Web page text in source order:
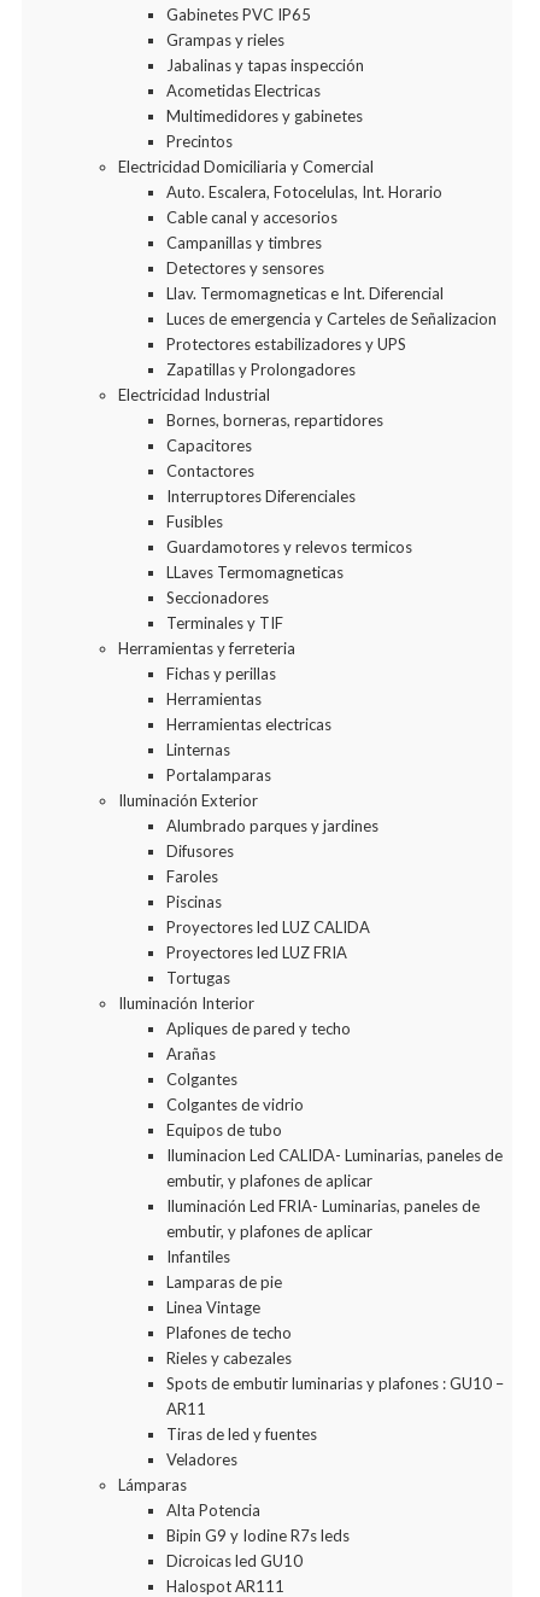
Gabinetes PVC IP65
Grampas y rieles
Jabalinas y tapas inspección
Acometidas Electricas
Multimedidores y gabinetes
Precintos
Electricidad Domiciliaria y Comercial
Auto. Escalera, Fotocelulas, Int. Horario
Cable canal y accesorios
Campanillas y timbres
Detectores y sensores
Llav. Termomagneticas e Int. Diferencial
Luces de emergencia y Carteles de Señalizacion
Protectores estabilizadores y UPS
Zapatillas y Prolongadores
Electricidad Industrial
Bornes, borneras, repartidores
Capacitores
Contactores
Interruptores Diferenciales
Fusibles
Guardamotores y relevos termicos
LLaves Termomagneticas
Seccionadores
Terminales y TIF
Herramientas y ferreteria
Fichas y perillas
Herramientas
Herramientas electricas
Linternas
Portalamparas
Iluminación Exterior
Alumbrado parques y jardines
Difusores
Faroles
Piscinas
Proyectores led LUZ CALIDA
Proyectores led LUZ FRIA
Tortugas
Iluminación Interior
Apliques de pared y techo
Arañas
Colgantes
Colgantes de vidrio
Equipos de tubo
Iluminacion Led CALIDA- Luminarias, paneles de
embutir, y plafones de aplicar
Iluminación Led FRIA- Luminarias, paneles de
embutir, y plafones de aplicar
Infantiles
Lamparas de pie
Linea Vintage
Plafones de techo
Rieles y cabezales
Spots de embutir luminarias y plafones : GU10 –
AR11
Tiras de led y fuentes
Veladores
Lámparas
Alta Potencia
Bipin G9 y Iodine R7s leds
Dicroicas led GU10
Halospot AR111